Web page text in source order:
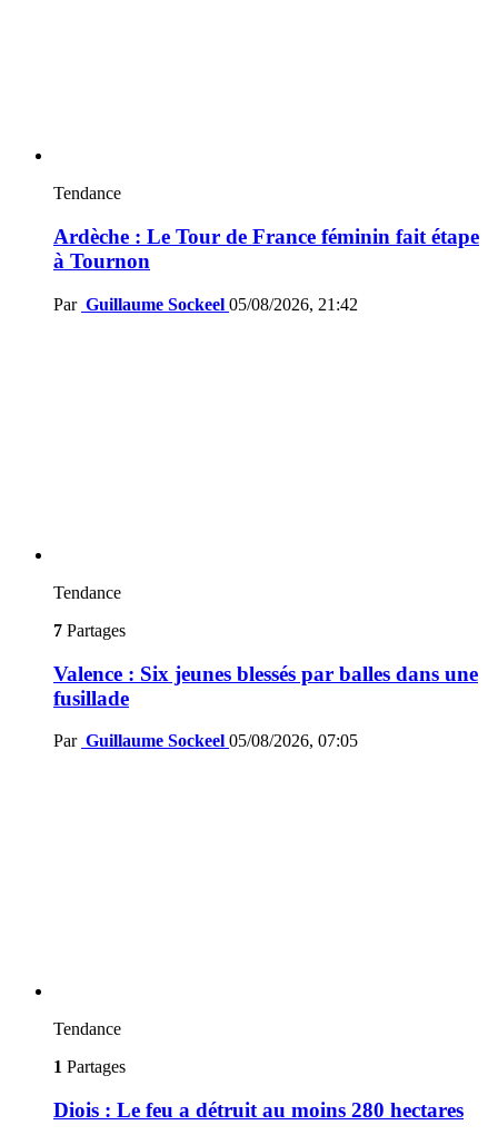
Tendance
Ardèche : Le Tour de France féminin fait étape
à Tournon
Par Guillaume Sockeel 05/08/2026, 21:42
Tendance
7 Partages
Valence : Six jeunes blessés par balles dans une
fusillade
Par Guillaume Sockeel 05/08/2026, 07:05
Tendance
1 Partages
Diois : Le feu a détruit au moins 280 hectares